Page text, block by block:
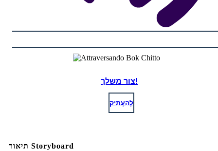
צור משלך!
לְהַעְתִיק
תיאור Storyboard